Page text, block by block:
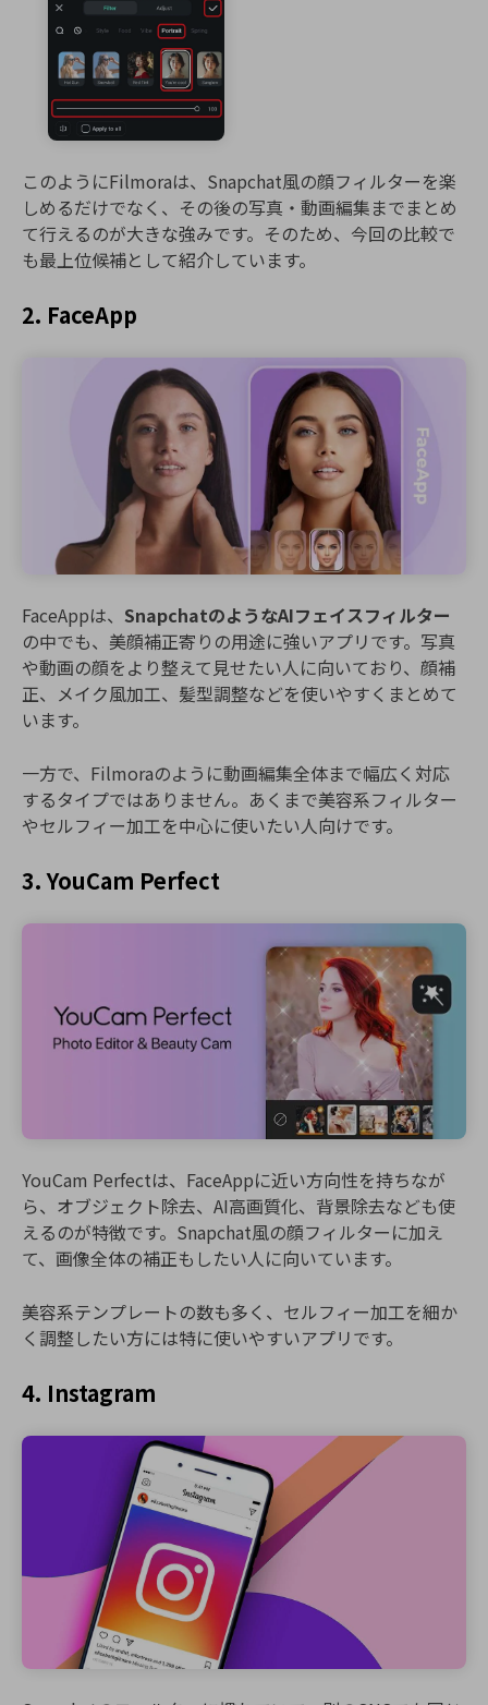
このようにFilmoraは、Snapchat風の顔フィルターを楽
しめるだけでなく、その後の写真・動画編集までまとめ
て行えるのが大きな強みです。そのため、今回の比較で
も最上位候補として紹介しています。
2. FaceApp
FaceAppは、 SnapchatのようなAIフェイスフィルター
の中でも、美顔補正寄りの用途に強いアプリです。写真
や動画の顔をより整えて見せたい人に向いており、顔補
正、メイク風加工、髪型調整などを使いやすくまとめて
います。
一方で、Filmoraのように動画編集全体まで幅広く対応
するタイプではありません。あくまで美容系フィルター
やセルフィー加工を中心に使いたい人向けです。
3. YouCam Perfect
YouCam Perfectは、FaceAppに近い方向性を持ちなが
ら、オブジェクト除去、AI高画質化、背景除去なども使
えるのが特徴です。Snapchat風の顔フィルターに加え
て、画像全体の補正もしたい人に向いています。
美容系テンプレートの数も多く、セルフィー加工を細か
く調整したい方には特に使いやすいアプリです。
4. Instagram